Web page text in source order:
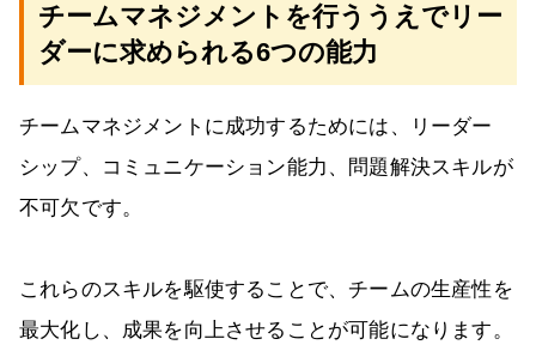
チームマネジメントを行ううえでリー
ダーに求められる6つの能力
チームマネジメントに成功するためには、リーダー
シップ、コミュニケーション能力、問題解決スキルが
不可欠です。
これらのスキルを駆使することで、チームの生産性を
最大化し、成果を向上させることが可能になります。